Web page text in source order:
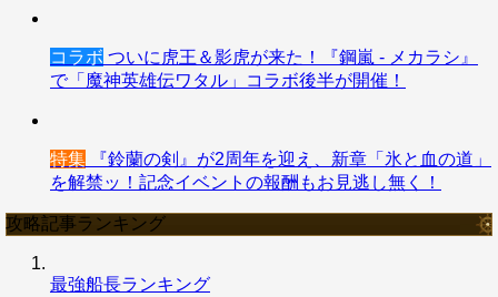
コラボ ついに虎王＆影虎が来た！『鋼嵐 - メカラシ』
で「魔神英雄伝ワタル」コラボ後半が開催！
特集 『鈴蘭の剣』が2周年を迎え、新章「氷と血の道」
を解禁ッ！記念イベントの報酬もお見逃し無く！
攻略記事ランキング
最強船長ランキング